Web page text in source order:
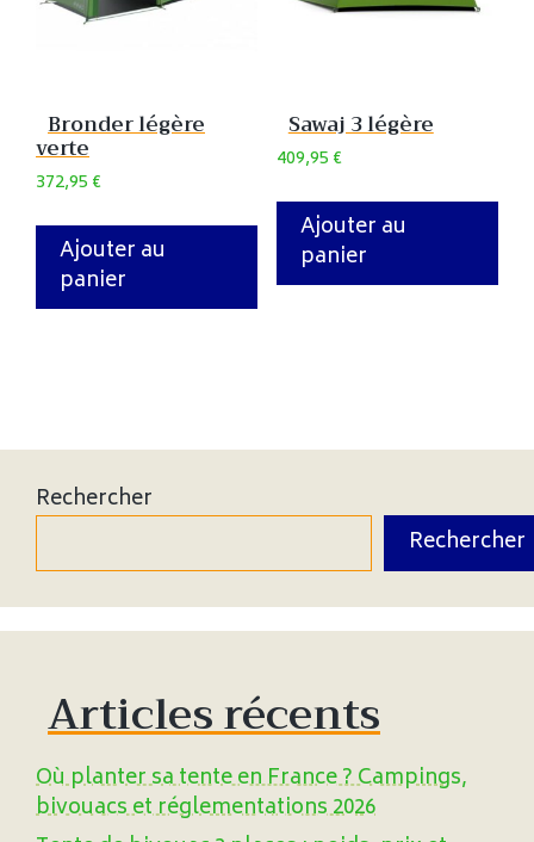
Bronder légère
verte
372,95€
Ajouter au
panier
Sawaj 3 légère
409,95€
Ajouter au
panier
Rechercher
Rechercher
Articles récents
Où planter sa tente en France ? Campings,
bivouacs et réglementations 2026